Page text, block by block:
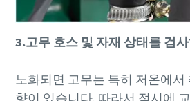
3.고무 호스 및 자재 상태를 검
노화되면 고무는 특히 저온에서
향이 있습니다. 따라서 적시에